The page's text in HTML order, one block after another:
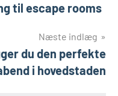
til escape rooms
Næste indlæg
du den perfekte
i hovedstaden